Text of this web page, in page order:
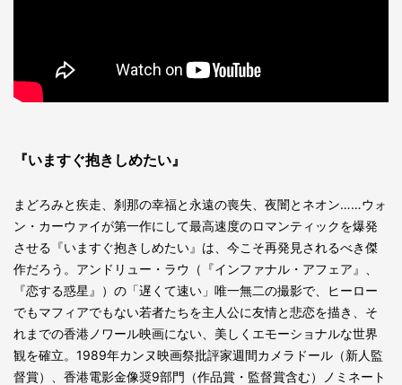
『いますぐ抱きしめたい』
まどろみと疾走、刹那の幸福と永遠の喪失、夜闇とネオン……ウォ
ン・カーウァイが第一作にして最高速度のロマンティックを爆発
させる『いますぐ抱きしめたい』は、今こそ再発見されるべき傑
作だろう。アンドリュー・ラウ（『インファナル・アフェア』、
『恋する惑星』）の「遅くて速い」唯一無二の撮影で、ヒーロー
でもマフィアでもない若者たちを主人公に友情と悲恋を描き、そ
れまでの香港ノワール映画にない、美しくエモーショナルな世界
観を確立。1989年カンヌ映画祭批評家週間カメラドール（新人監
督賞）、香港電影金像奨9部門（作品賞・監督賞含む）ノミネート